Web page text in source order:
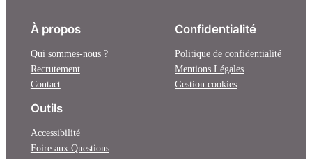
À propos
Qui sommes-nous ?
Recrutement
Contact
Confidentialité
Politique de confidentialité
Mentions Légales
Gestion cookies
Outils
Accessibilité
Foire aux Questions